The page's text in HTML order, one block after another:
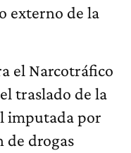
externo de la
el Narcotráfico
traslado de la
imputada por
de drogas